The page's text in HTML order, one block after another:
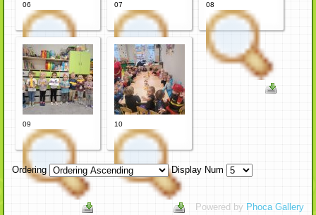
06 07 08
09 10
Ordering Display Num
Powered by Phoca Gallery